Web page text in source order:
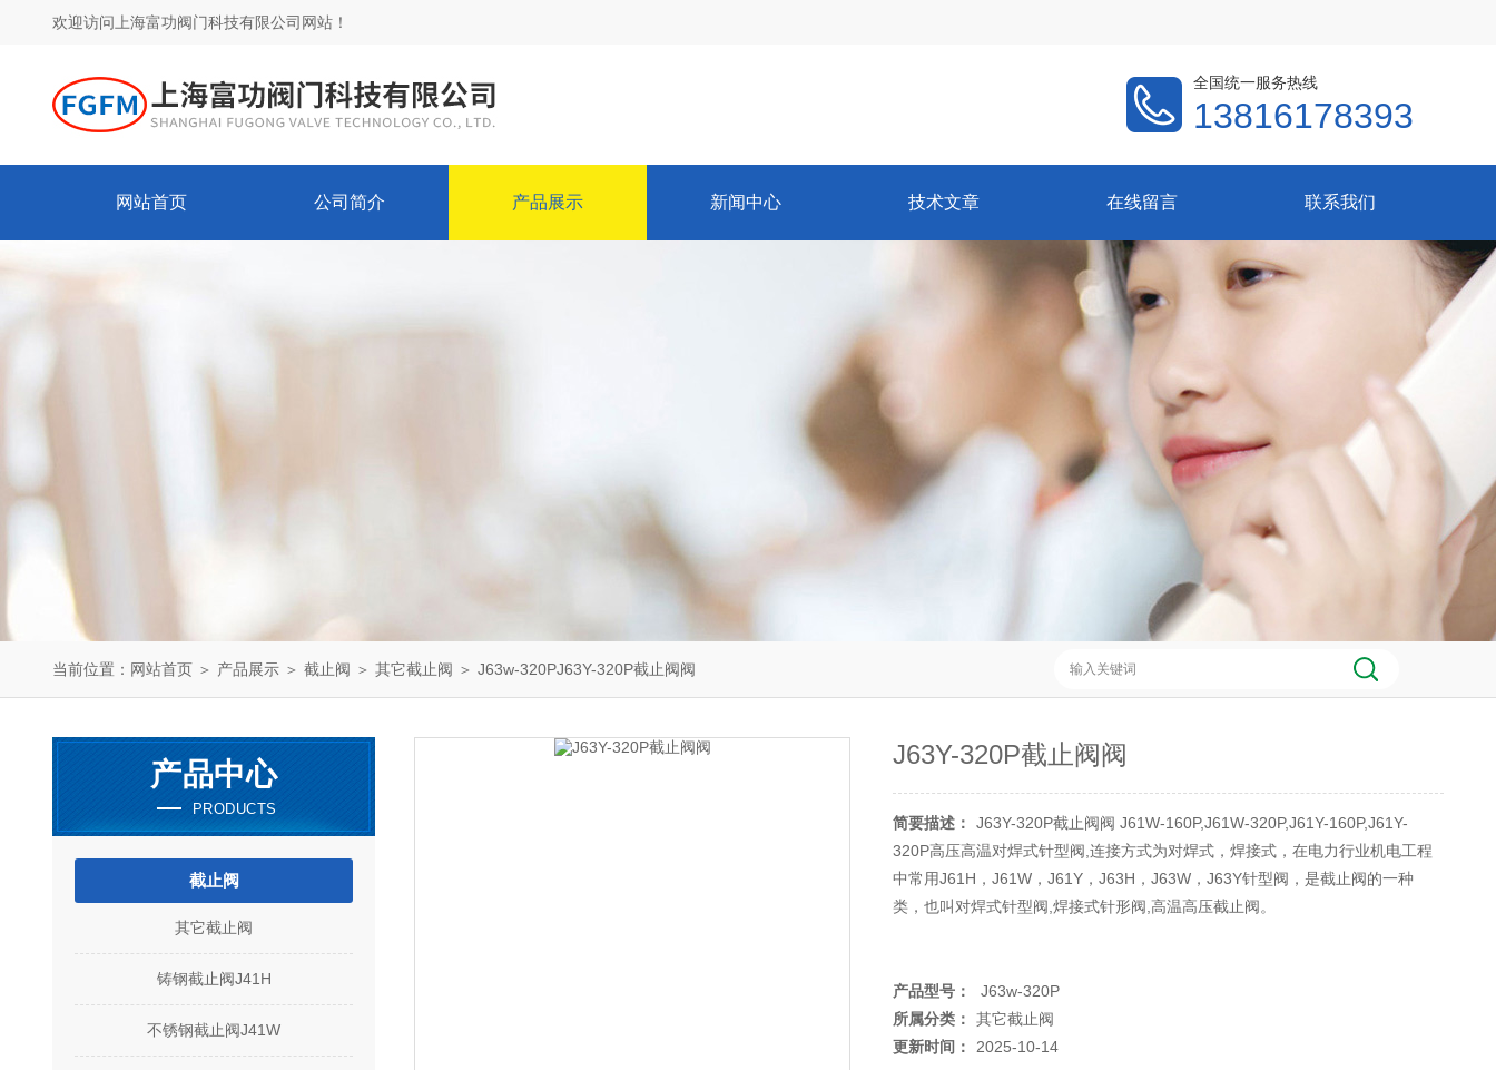
欢迎访问上海富功阀门科技有限公司网站！
全国统一服务热线
13816178393
网站首页 公司简介 产品展示 新闻中心 技术文章 在线留言 联系我们
当前位置： 网站首页 ＞ 产品展示 ＞ 截止阀 ＞ 其它截止阀 ＞ J63w-320PJ63Y-320P截止阀阀
产品中心
PRODUCTS
截止阀
其它截止阀
铸钢截止阀J41H
不锈钢截止阀J41W
J63Y-320P截止阀阀
简要描述：
J63Y-320P截止阀阀 J61W-160P,J61W-320P,J61Y-160P,J61Y-
320P高压高温对焊式针型阀,连接方式为对焊式，焊接式，在电力行业机电工程
中常用J61H，J61W，J61Y，J63H，J63W，J63Y针型阀，是截止阀的一种
类，也叫对焊式针型阀,焊接式针形阀,高温高压截止阀。
产品型号：
J63w-320P
所属分类：
其它截止阀
更新时间：
2025-10-14